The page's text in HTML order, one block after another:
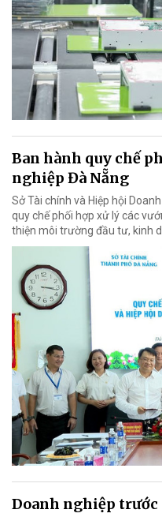
Ban hành quy chế
nghiệp Đà Nẵng
Sở Tài chính và Hiệp hội
quy chế phối hợp xử lý các
thiện môi trường đầu tư, kinh
Doanh nghiệp